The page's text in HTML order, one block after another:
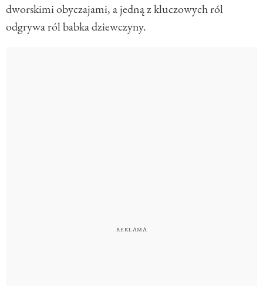
dworskimi obyczajami, a jedną z kluczowych ról
odgrywa ról babka dziewczyny.